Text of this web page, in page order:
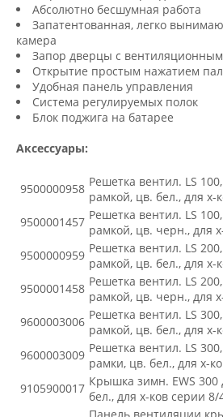
Абсолютно бесшумная работа
Запатентованная, легко
камера
Запор дверцы с
Открытие простым нажатием
Удобная панель управления
Система регулируемых полок
Блок поджига на батарее
Аксессуары:
9500000958 Решетка вентил. LS
рамкой, цв. бел., для х-
9500001457 Решетка вентил. LS
рамкой, цв. черн., для
9500000959 Решетка вентил. LS
рамкой, цв. бел., для х-
9500001458 Решетка вентил. LS
рамкой, цв. черн., для
9600003006 Решетка вентил. LS
рамкой, цв. бел., для х-
9600003009 Решетка вентил. LS
рамки, цв. бел., для х-
9105900017 Крышка зимн. EWS 300
бел., для х-ков серии 8/